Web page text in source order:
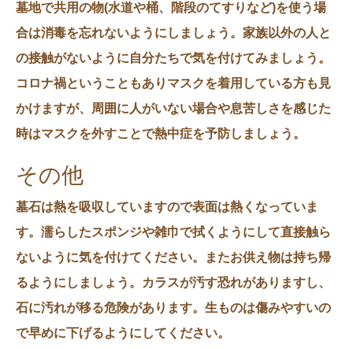
墓地で共用の物(水道や桶、階段のてすりなど)を使う場
合は消毒を忘れないようにしましょう。家族以外の人と
の接触がないように自分たちで気を付けてみましょう。
コロナ禍ということもありマスクを着用している方も見
かけますが、周囲に人がいない場合や息苦しさを感じた
時はマスクを外すことで熱中症を予防しましょう。
その他
墓石は熱を吸収していますので表面は熱くなっていま
す。濡らしたスポンジや雑巾で拭くようにして直接触ら
ないように気を付けてください。またお供え物は持ち帰
るようにしましょう。カラスが汚す恐れがありますし、
石に汚れが移る危険があります。生ものは傷みやすいの
で早めに下げるようにしてください。